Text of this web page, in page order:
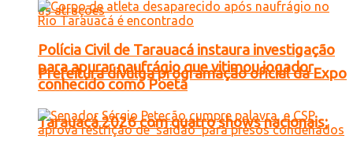
Prefeitura divulga programação oficial da Expo
Tarauacá 2026 com quatro shows nacionais;
Polícia Civil de Tarauacá instaura investigação
para apurar naufrágio que vitimou jogador
conhecido como Poeta